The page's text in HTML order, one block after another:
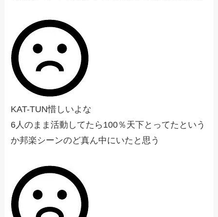
KAT-TUN惜しいよな
6人のまま活動してたら100％天下とってたという
か邦楽シーンのど真ん中にいたと思う